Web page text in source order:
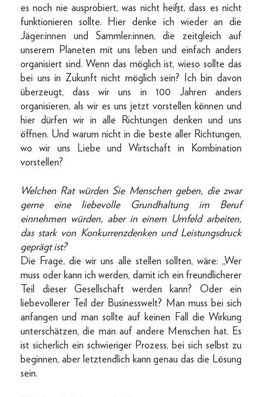
es noch nie ausprobiert, was nicht heißt, dass es nicht
funktionieren sollte. Hier denke ich wieder an die
Jäger:innen und Sammler:innen, die zeitgleich auf
unserem Planeten mit uns leben und einfach anders
organisiert sind. Wenn das möglich ist, wieso sollte das
bei uns in Zukunft nicht möglich sein? Ich bin davon
überzeugt, dass wir uns in 100 Jahren anders
organisieren, als wir es uns jetzt vorstellen können und
hier dürfen wir in alle Richtungen denken und uns
öffnen. Und warum nicht in die beste aller Richtungen,
wo wir uns Liebe und Wirtschaft in Kombination
vorstellen?
Welchen Rat würden Sie Menschen geben, die zwar
gerne eine liebevolle Grundhaltung im Beruf
einnehmen würden, aber in einem Umfeld arbeiten,
das stark von Konkurrenzdenken und Leistungsdruck
geprägt ist?
Die Frage, die wir uns alle stellen sollten, wäre: „Wer
muss oder kann ich werden, damit ich ein freundlicherer
Teil dieser Gesellschaft werden kann? Oder ein
liebevollerer Teil der Businesswelt? Man muss bei sich
anfangen und man sollte auf keinen Fall die Wirkung
unterschätzen, die man auf andere Menschen hat. Es
ist sicherlich ein schwieriger Prozess, bei sich selbst zu
beginnen, aber letztendlich kann genau das die Lösung
sein.